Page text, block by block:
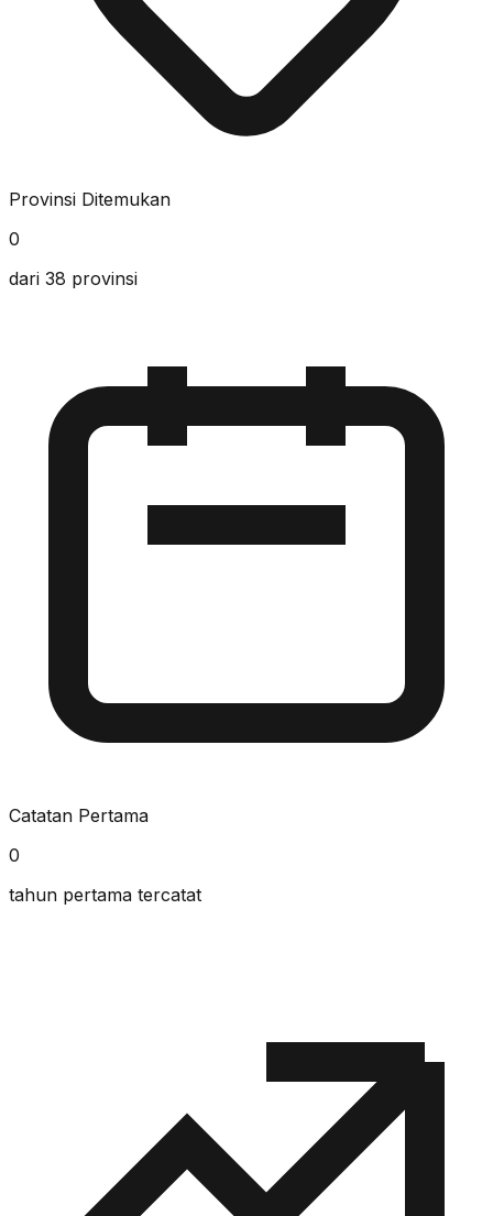
Provinsi Ditemukan
0
dari 38 provinsi
Catatan Pertama
0
tahun pertama tercatat